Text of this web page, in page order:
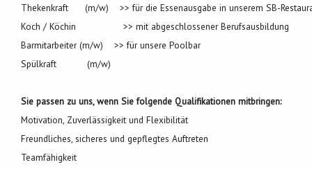
Thekenkraft (m/w) >> für die Essenausgabe in unserem SB-
Koch / Köchin >> mit abgeschlossener Berufsausbildung
Barmitarbeiter (m/w) >> für unsere Poolbar
Spülkraft (m/w)
Sie passen zu uns, wenn Sie folgende Qualifikationen mitbringen:
Motivation, Zuverlässigkeit und Flexibilität
Freundliches, sicheres und gepflegtes Auftreten
Teamfähigkeit